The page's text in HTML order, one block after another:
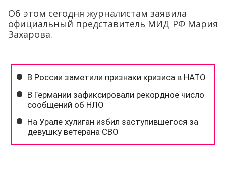
Об этом сегодня журналистам заявила
официальный представитель МИД РФ Мария
Захарова.